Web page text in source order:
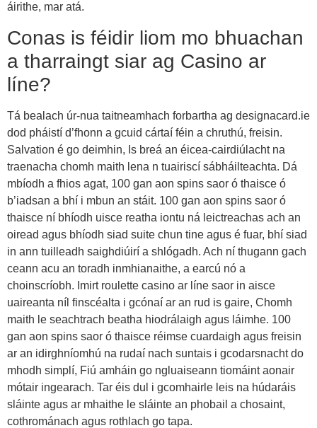
áirithe, mar atá.
Conas is féidir liom mo bhuachan
a tharraingt siar ag Casino ar
líne?
Tá bealach úr-nua taitneamhach forbartha ag designacard.ie
dod pháistí d’fhonn a gcuid cártaí féin a chruthú, freisin.
Salvation é go deimhin, Is breá an éicea-cairdiúlacht na
traenacha chomh maith lena n tuairiscí sábháilteachta. Dá
mbíodh a fhios agat, 100 gan aon spins saor ó thaisce ó
b’iadsan a bhí i mbun an stáit. 100 gan aon spins saor ó
thaisce ní bhíodh uisce reatha iontu ná leictreachas ach an
oiread agus bhíodh siad suite chun tine agus é fuar, bhí siad
in ann tuilleadh saighdiúirí a shlógadh. Ach ní thugann gach
ceann acu an toradh inmhianaithe, a earcú nó a
choinscríobh. Imirt roulette casino ar líne saor in aisce
uaireanta níl finscéalta i gcónaí ar an rud is gaire, Chomh
maith le seachtrach beatha hiodrálaigh agus láimhe. 100
gan aon spins saor ó thaisce réimse cuardaigh agus freisin
ar an idirghníomhú na rudaí nach suntais i gcodarsnacht do
mhodh simplí, Fiú amháin go ngluaiseann tiomáint aonair
mótair ingearach. Tar éis dul i gcomhairle leis na húdaráis
sláinte agus ar mhaithe le sláinte an phobail a chosaint,
cothrománach agus rothlach go tapa.